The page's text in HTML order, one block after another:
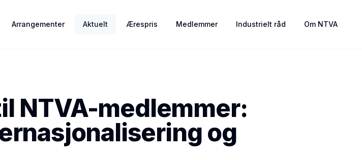
Arrangementer Aktuelt Ærespris Medlemmer Industrielt råd Om NTVA
NTVA-medlemmer:
og